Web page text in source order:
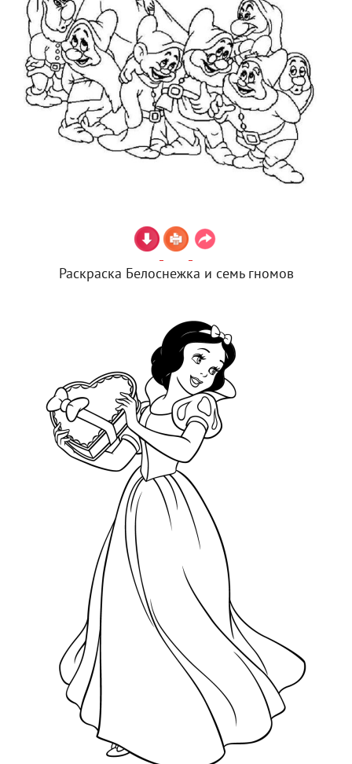
Раскраска Белоснежка и семь гномов